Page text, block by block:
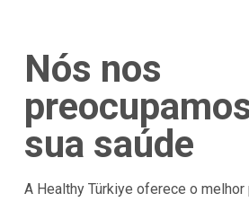
Nós nos
sua saúde
A Healthy Türkiye oferece o melhor